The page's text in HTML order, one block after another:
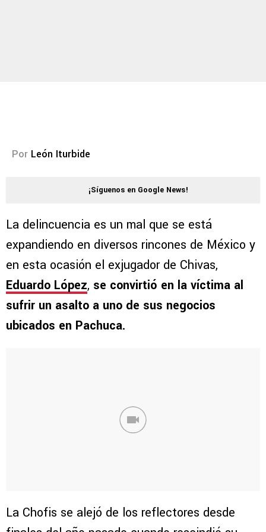
Por León Iturbide
¡Síguenos en Google News!
La delincuencia es un mal que se está
expandiendo en diversos rincones de México y
en esta ocasión el exjugador de Chivas,
Eduardo López, se convirtió en la víctima al
sufrir un asalto a uno de sus negocios
ubicados en Pachuca.
La Chofis se alejó de los reflectores desde